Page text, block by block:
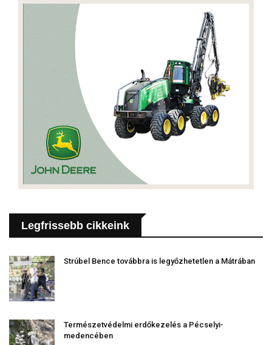
Legfrissebb cikkeink
Strúbel Bence továbbra is legyőzhetetlen a Mátrában
Természetvédelmi erdőkezelés a Pécselyi-
medencében